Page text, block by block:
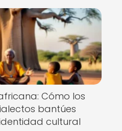
Cómo los
bantúes
cultural